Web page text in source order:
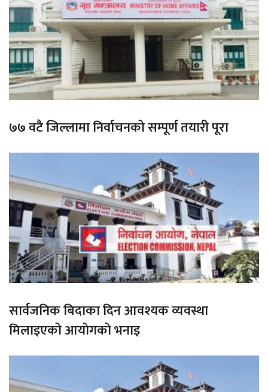
७७ वटै जिल्लामा निर्वाचनको सम्पूर्ण तयारी पूरा
सार्वजनिक बिदाका दिन आवश्यक व्यवस्था
मिलाइएको आयोगको भनाइ